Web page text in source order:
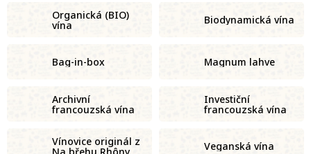
Organická (BIO)
vína Biodynamická vína
Bag-in-box Magnum lahve
Archivní
francouzská vína
Investiční
francouzská vína
Vínovice originál z
Na břehu Rhôny Veganská vína